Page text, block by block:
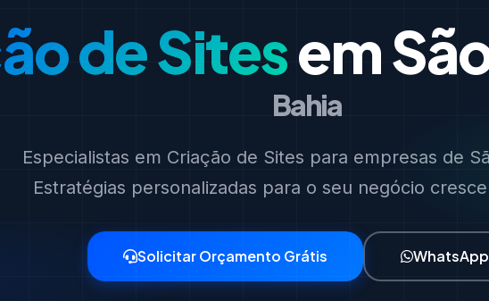
de Sitesem
Bahia
Especialistas em Criação de Sites para empresas de
Estratégias personalizadas para o seu negócio
Solicitar Orçamento Grátis WhatsApp